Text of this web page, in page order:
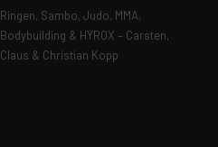
Ringen, Sambo, Judo, MMA,
Bodybuilding & HYROX – Carsten,
Claus & Christian Kopp